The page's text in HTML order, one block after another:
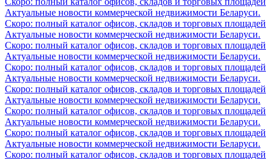
Актуальные новости коммерческой недвижимости Беларуси.
Скоро: полный каталог офисов, складов и торговых площадей
Актуальные новости коммерческой недвижимости Беларуси.
Скоро: полный каталог офисов, складов и торговых площадей
Актуальные новости коммерческой недвижимости Беларуси.
Скоро: полный каталог офисов, складов и торговых площадей
Актуальные новости коммерческой недвижимости Беларуси.
Скоро: полный каталог офисов, складов и торговых площадей
Актуальные новости коммерческой недвижимости Беларуси.
Скоро: полный каталог офисов, складов и торговых площадей
Актуальные новости коммерческой недвижимости Беларуси.
Скоро: полный каталог офисов, складов и торговых площадей
Актуальные новости коммерческой недвижимости Беларуси.
Скоро: полный каталог офисов, складов и торговых площадей